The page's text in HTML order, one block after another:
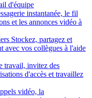
d'équipe
instantanée, le fil
et les annonces vidéo à
Stockez, partagez et
avec vos collègues à l'aide
travail, invitez des
d'accès et travaillez
vidéo, la